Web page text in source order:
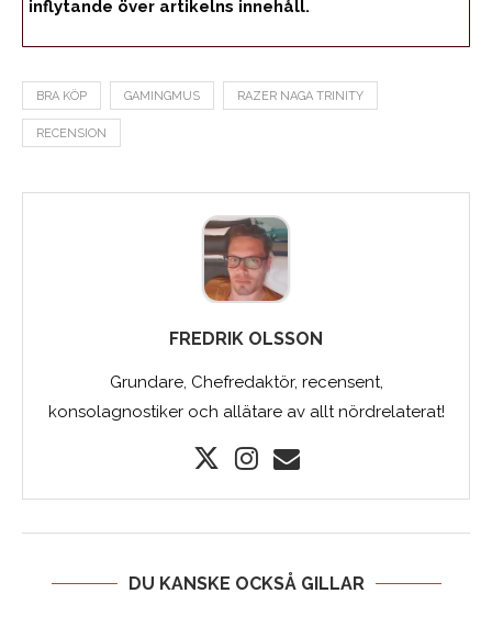
inflytande över artikelns innehåll.
BRA KÖP GAMINGMUS RAZER NAGA TRINITY
RECENSION
FREDRIK OLSSON
Grundare, Chefredaktör, recensent,
konsolagnostiker och allätare av allt nördrelaterat!
DU KANSKE OCKSÅ GILLAR